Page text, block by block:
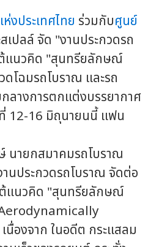
งประเทศไทย ร่วมกับศูนย์
เปลล์ จัด "งานประกวดรถ
แนวคิด "สุนทรียลักษณ์
โฉมรถโบราณ และรถ
างการตกแต่งบรรยากาศ
ที่ 12-16 มิถุนายนนี้ แฟน
ยกสมาคมรถโบราณ
านประกวดรถโบราณ จัดต่อ
ต้แนวคิด "สุนทรียลักษณ์
องจาก ในอดีต กระแสลม